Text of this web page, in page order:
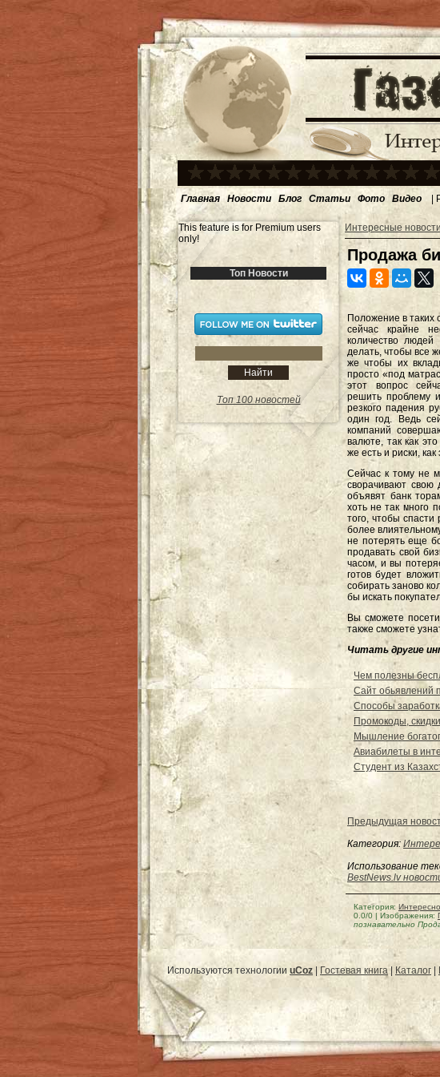
Главная Новости Блог Статьи Фото Видео |
This feature is for Premium users
only!
Топ Новости
Топ 100 новостей
Интересные новости
Продажа
Положение в таких
сейчас крайне
количество
делать, чтобы все
же чтобы их
просто «под
этот вопрос
решить проблему
резкого падения
один год. Ведь
компаний
валюте, так как
же есть и риски, как
Сейчас к тому не
сворачивают свою
объявят банк
хоть не так много
того, чтобы
более
не потерять еще
продавать свой
часом, и вы
готов будет
собирать заново
бы искать
Вы сможете
также сможете
Читать другие
Чем полезны
Сайт обьявлений
Способы
Промокоды,
Мышление
Авиабилеты в
Студент из
Предыдущая
Категория:
Использование
BestNews.lv
Категория:
0.0/0 | Изображения:
познавательно
Используются технологии uCoz Гостевая книга| Каталог